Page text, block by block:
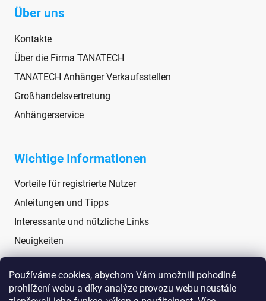
Používáme cookies, abychom Vám umožnili pohodlné
prohlížení webu a díky analýze provozu webu neustále
Über uns
Kontakte
Über die Firma TANATECH
TANATECH Anhänger Verkaufsstellen
Großhandelsvertretung
Anhängerservice
Wichtige Informationen
Vorteile für registrierte Nutzer
Anleitungen und Tipps
Interessante und nützliche Links
Neuigkeiten
Soziale Netzwerke